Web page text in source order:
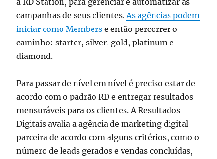
a RD Station, para gerenciar e automatizar as
campanhas de seus clientes.As agências podem
iniciar como Members e então percorrer o
caminho: starter, silver, gold, platinum e
diamond.
Para passar de nível em nível é preciso estar de
acordo com o padrão RD e entregar resultados
mensuráveis para os clientes. A Resultados
Digitais avalia a agência de marketing digital
parceira de acordo com alguns critérios, como o
número de leads gerados e vendas concluídas,